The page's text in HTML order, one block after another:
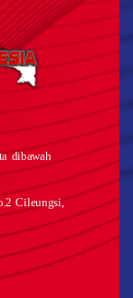
dibawah
Cileungsi,